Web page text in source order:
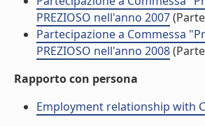
PREZIOSO nell'anno 2007
Partecipazione a Commessa
PREZIOSO nell'anno 2008
Rapporto con persona
Employment relationship with